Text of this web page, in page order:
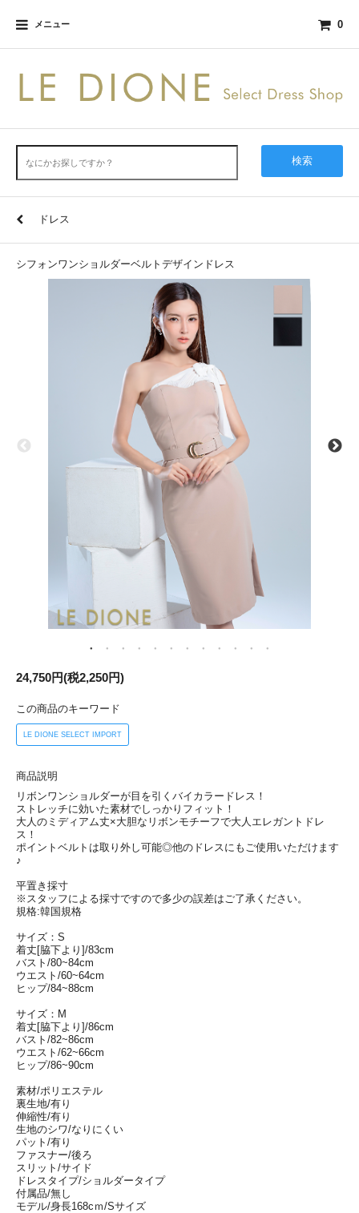
メニュー 0
検索
ドレス
シフォンワンショルダーベルトデザインドレス
24,750円(税2,250円)
この商品のキーワード
LE DIONE SELECT IMPORT
商品説明
リボンワンショルダーが目を引くバイカラードレス！
ストレッチに効いた素材でしっかりフィット！
大人のミディアム丈×大胆なリボンモチーフで大人エレガントドレ
ス！
ポイントベルトは取り外し可能◎他のドレスにもご使用いただけます
♪
平置き採寸
※スタッフによる採寸ですので多少の誤差はご了承ください。
規格:韓国規格
サイズ：S
着丈[脇下より]/83cm
バスト/80~84cm
ウエスト/60~64cm
ヒップ/84~88cm
サイズ：M
着丈[脇下より]/86cm
バスト/82~86cm
ウエスト/62~66cm
ヒップ/86~90cm
素材/ポリエステル
裏生地/有り
伸縮性/有り
生地のシワ/なりにくい
パット/有り
ファスナー/後ろ
スリット/サイド
ドレスタイプ/ショルダータイプ
付属品/無し
モデル/身長168cｍ/Sサイズ